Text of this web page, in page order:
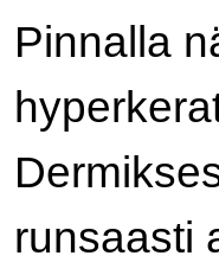
Pinnalla
runsaasti